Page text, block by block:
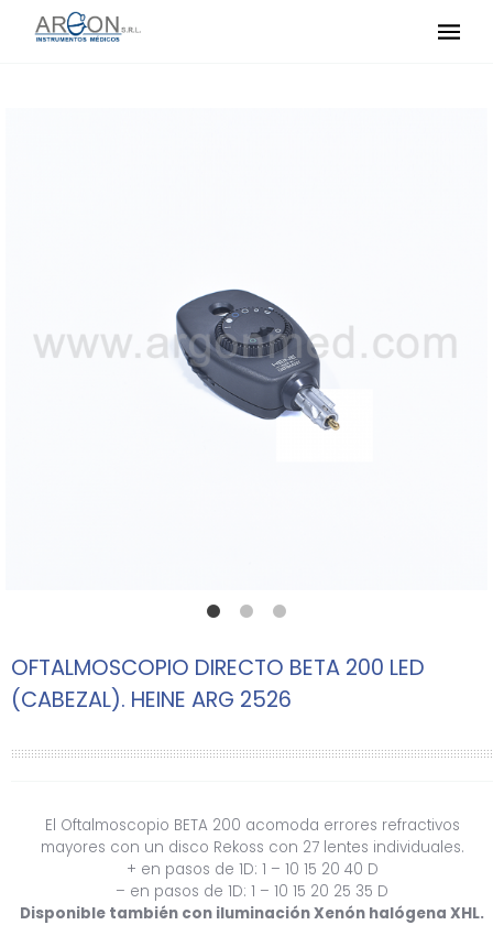
OFTALMOSCOPIO DIRECTO BETA 200 LED
(CABEZAL). HEINE ARG 2526
El Oftalmoscopio BETA 200 acomoda errores refractivos
mayores con un disco Rekoss con 27 lentes individuales.
+ en pasos de 1D: 1 – 10 15 20 40 D
– en pasos de 1D: 1 – 10 15 20 25 35 D
Disponible también con iluminación Xenón halógena XHL.